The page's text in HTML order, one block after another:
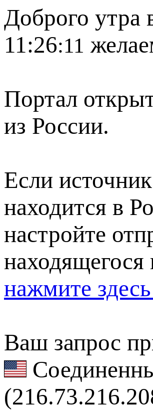
Доброго утра
11:26:11
Портал
из России.
Если
находится в
настройте
нажмите
Ваш запрос